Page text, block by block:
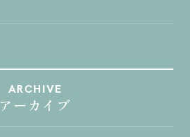
ARCHIVE
アーカイブ